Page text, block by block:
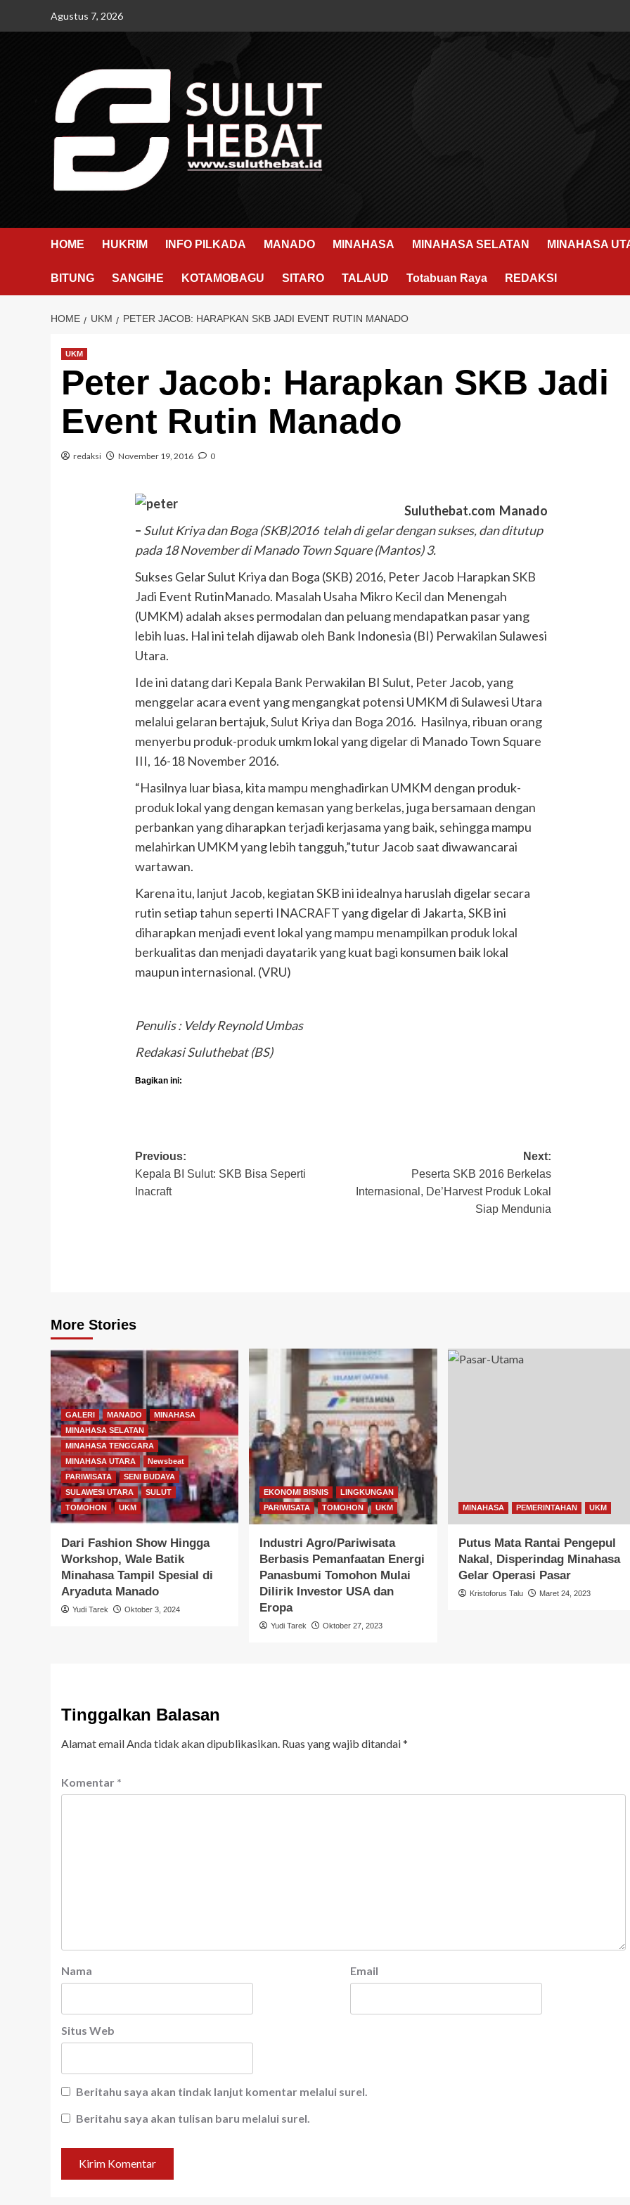
Agustus 7, 2026
HOME HUKRIM INFO PILKADA MANADO MINAHASA MINAHASA SELATAN MINAHASA
BITUNG SANGIHE KOTAMOBAGU SITARO TALAUD Totabuan Raya REDAKSI
HOME UKM PETER JACOB: HARAPKAN SKB JADI EVENT RUTIN MANADO
UKM
Peter Jacob: Harapkan SKB Jadi
Event Rutin Manado
redaksi November 19, 2016 0
Suluthebat.com Manado
– Sulut Kriya dan Boga (SKB)2016 telah di gelar dengan sukses, dan ditutup
pada 18 November di Manado Town Square (Mantos) 3.
Sukses Gelar Sulut Kriya dan Boga (SKB) 2016, Peter Jacob Harapkan SKB
Jadi Event RutinManado. Masalah Usaha Mikro Kecil dan Menengah
(UMKM) adalah akses permodalan dan peluang mendapatkan pasar yang
lebih luas. Hal ini telah dijawab oleh Bank Indonesia (BI) Perwakilan Sulawesi
Utara.
Ide ini datang dari Kepala Bank Perwakilan BI Sulut, Peter Jacob, yang
menggelar acara event yang mengangkat potensi UMKM di Sulawesi Utara
melalui gelaran bertajuk, Sulut Kriya dan Boga 2016. Hasilnya, ribuan orang
menyerbu produk-produk umkm lokal yang digelar di Manado Town Square
III, 16-18 November 2016.
“Hasilnya luar biasa, kita mampu menghadirkan UMKM dengan produk-
produk lokal yang dengan kemasan yang berkelas, juga bersamaan dengan
perbankan yang diharapkan terjadi kerjasama yang baik, sehingga mampu
melahirkan UMKM yang lebih tangguh,”tutur Jacob saat diwawancarai
wartawan.
Karena itu, lanjut Jacob, kegiatan SKB ini idealnya haruslah digelar secara
rutin setiap tahun seperti INACRAFT yang digelar di Jakarta, SKB ini
diharapkan menjadi event lokal yang mampu menampilkan produk lokal
berkualitas dan menjadi dayatarik yang kuat bagi konsumen baik lokal
maupun internasional. (VRU)
Penulis : Veldy Reynold Umbas
Redakasi Suluthebat (BS)
Bagikan ini:
Post
navigation
Previous:
Kepala BI Sulut: SKB Bisa Seperti
Inacraft
Next:
Peserta SKB 2016 Berkelas
Internasional, De’Harvest Produk Lokal
Siap Mendunia
More Stories
GALERI MANADO
MINAHASA
MINAHASA SELATAN
MINAHASA TENGGARA
MINAHASA UTARA
Newsbeat
PARIWISATA
SENI BUDAYA
SULAWESI UTARA
SULUT
TOMOHON
UKM
Dari Fashion Show Hingga
Workshop, Wale Batik
Minahasa Tampil Spesial di
Aryaduta Manado
Yudi Tarek Oktober 3, 2024
EKONOMI BISNIS
LINGKUNGAN
PARIWISATA
TOMOHON UKM
Industri Agro/Pariwisata
Berbasis Pemanfaatan Energi
Panasbumi Tomohon Mulai
Dilirik Investor USA dan
Eropa
Yudi Tarek Oktober 27, 2023
MINAHASA PEMERINTAHAN UKM
Putus Mata Rantai Pengepul
Nakal, Disperindag Minahasa
Gelar Operasi Pasar
Kristoforus Talu Maret 24, 2023
Tinggalkan Balasan
Alamat email Anda tidak akan dipublikasikan. Ruas yang wajib ditandai*
Komentar *
Nama Email
Situs Web
Beritahu saya akan tindak lanjut komentar melalui surel.
Beritahu saya akan tulisan baru melalui surel.